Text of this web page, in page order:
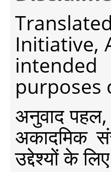
Initiative,
purposes
अनुवाद पहल,
अकादमिक
उद्देश्यों के